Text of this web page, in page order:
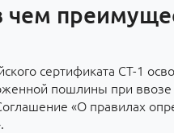
сертификата СТ-1
пошлины при ввозе
«О правилах